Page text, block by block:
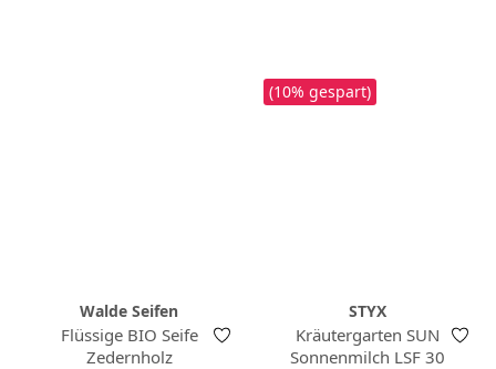
Walde Seifen
Flüssige BIO Seife
Zedernholz
(10% gespart)
STYX
Kräutergarten SUN
Sonnenmilch LSF 30